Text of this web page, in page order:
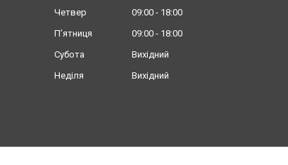
Четвер
09:00
18:00
Пʼятниця
09:00
18:00
Субота
Вихідний
Неділя
Вихідний